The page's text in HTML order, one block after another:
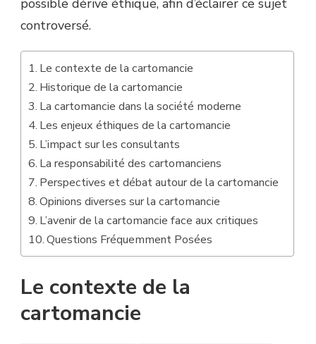
possible dérive éthique, afin d’éclairer ce sujet
controversé.
Le contexte de la cartomancie
Historique de la cartomancie
La cartomancie dans la société moderne
Les enjeux éthiques de la cartomancie
L’impact sur les consultants
La responsabilité des cartomanciens
Perspectives et débat autour de la cartomancie
Opinions diverses sur la cartomancie
L’avenir de la cartomancie face aux critiques
Questions Fréquemment Posées
Le contexte de la
cartomancie